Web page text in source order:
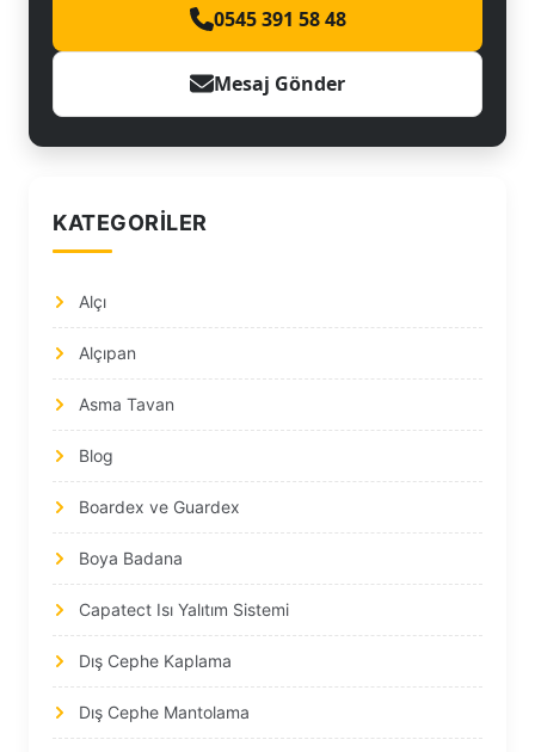
0545 391 58 48
Mesaj Gönder
KATEGORILER
Alçı
Alçıpan
Asma Tavan
Blog
Boardex ve Guardex
Boya Badana
Capatect Isı Yalıtım Sistemi
Dış Cephe Kaplama
Dış Cephe Mantolama